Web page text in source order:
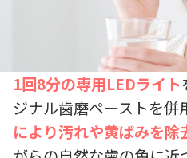
1回8分の専用LEDライト
ジナル歯磨ペーストを併
により汚れや黄ばみを除